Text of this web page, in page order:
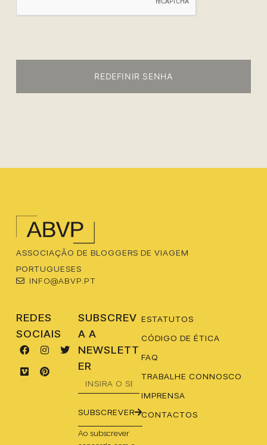
REDEFINIR SENHA
ASSOCIAÇÃO DE BLOGGERS DE VIAGEM
PORTUGUESES
INFO@ABVP.PT
REDES
SOCIAIS
SUBSCREV
A A
NEWSLETT
ER
SUBSCREVER
Ao subscrever
ESTATUTOS
CÓDIGO DE ÉTICA
FAQ
TRABALHE CONNOSCO
IMPRENSA
CONTACTOS